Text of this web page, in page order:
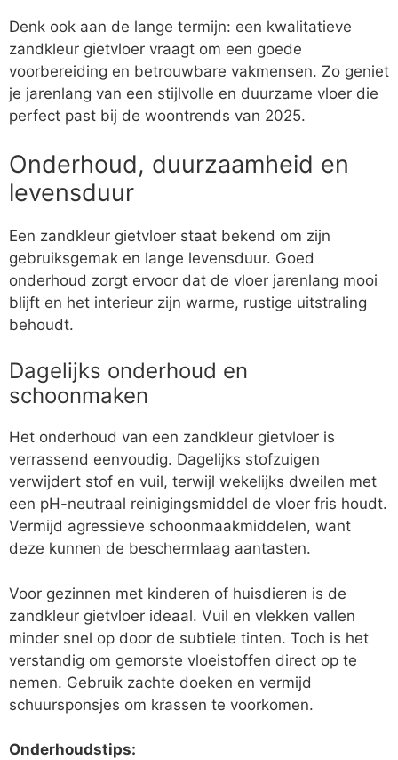
Denk ook aan de lange termijn: een kwalitatieve
zandkleur gietvloer vraagt om een goede
voorbereiding en betrouwbare vakmensen. Zo geniet
je jarenlang van een stijlvolle en duurzame vloer die
perfect past bij de woontrends van 2025.
Onderhoud, duurzaamheid en
levensduur
Een zandkleur gietvloer staat bekend om zijn
gebruiksgemak en lange levensduur. Goed
onderhoud zorgt ervoor dat de vloer jarenlang mooi
blijft en het interieur zijn warme, rustige uitstraling
behoudt.
Dagelijks onderhoud en
schoonmaken
Het onderhoud van een zandkleur gietvloer is
verrassend eenvoudig. Dagelijks stofzuigen
verwijdert stof en vuil, terwijl wekelijks dweilen met
een pH-neutraal reinigingsmiddel de vloer fris houdt.
Vermijd agressieve schoonmaakmiddelen, want
deze kunnen de beschermlaag aantasten.
Voor gezinnen met kinderen of huisdieren is de
zandkleur gietvloer ideaal. Vuil en vlekken vallen
minder snel op door de subtiele tinten. Toch is het
verstandig om gemorste vloeistoffen direct op te
nemen. Gebruik zachte doeken en vermijd
schuursponsjes om krassen te voorkomen.
Onderhoudstips: